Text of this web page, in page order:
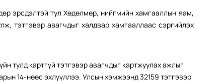
эрсдэлтэй тул Хөдөлмөр, нийгмийн хамгааллын яам,
тэтгэвэр авагчдыг халдвар хамгааллаас сэргийлэх
тулд картгүй тэтгэвэр авагчдыг картжуулах ажлыг
14-нөөс эхлүүллээ. Улсын хэмжээнд 32159 тэтгэвэр